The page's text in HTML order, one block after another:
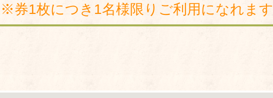
※券1枚につき1名様限りご利用になれます